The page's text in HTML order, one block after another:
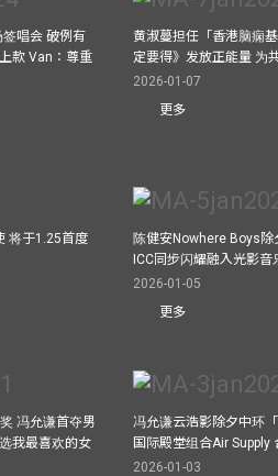
唱会 破例有
款 Van：尊重
黄淑蔓担任「香港脑痫
定要得》发放正能量 为
2026-01-07
更多
将于1.25首度
陈健安Nowhere Boys
ICC同步闪耀融入光影音
2026-01-05
更多
冯允谦首夺男
我最喜欢的女
冯允谦云浩影除夕中环
国际殿堂组合Air Supply
2026-01-03